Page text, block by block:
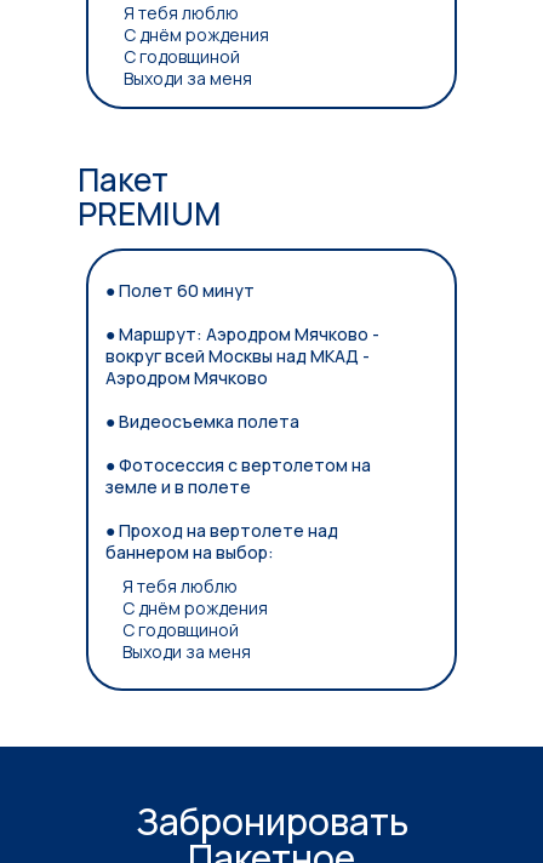
Я тебя люблю
С днём рождения
С годовщиной
Выходи за меня
Пакет
PREMIUM
Я тебя люблю
С днём рождения
С годовщиной
Выходи за меня
● Полет 60 минут
● Маршрут: Аэродром Мячково -
вокруг всей Москвы над МКАД -
Аэродром Мячково
● Видеосъемка полета
● Фотосессия с вертолетом на
земле и в полете
● Проход на вертолете над
баннером на выбор:
Забронировать